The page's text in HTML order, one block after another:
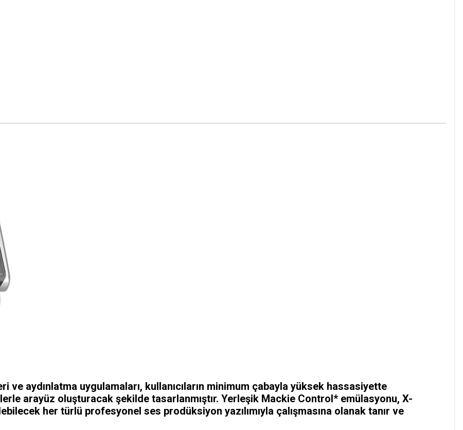
ve aydınlatma uygulamaları, kullanıcıların minimum çabayla yüksek hassasiyette
arayüz oluşturacak şekilde tasarlanmıştır. Yerleşik Mackie Control* emülasyonu, X-
her türlü profesyonel ses prodüksiyon yazılımıyla çalışmasına olanak tanır ve